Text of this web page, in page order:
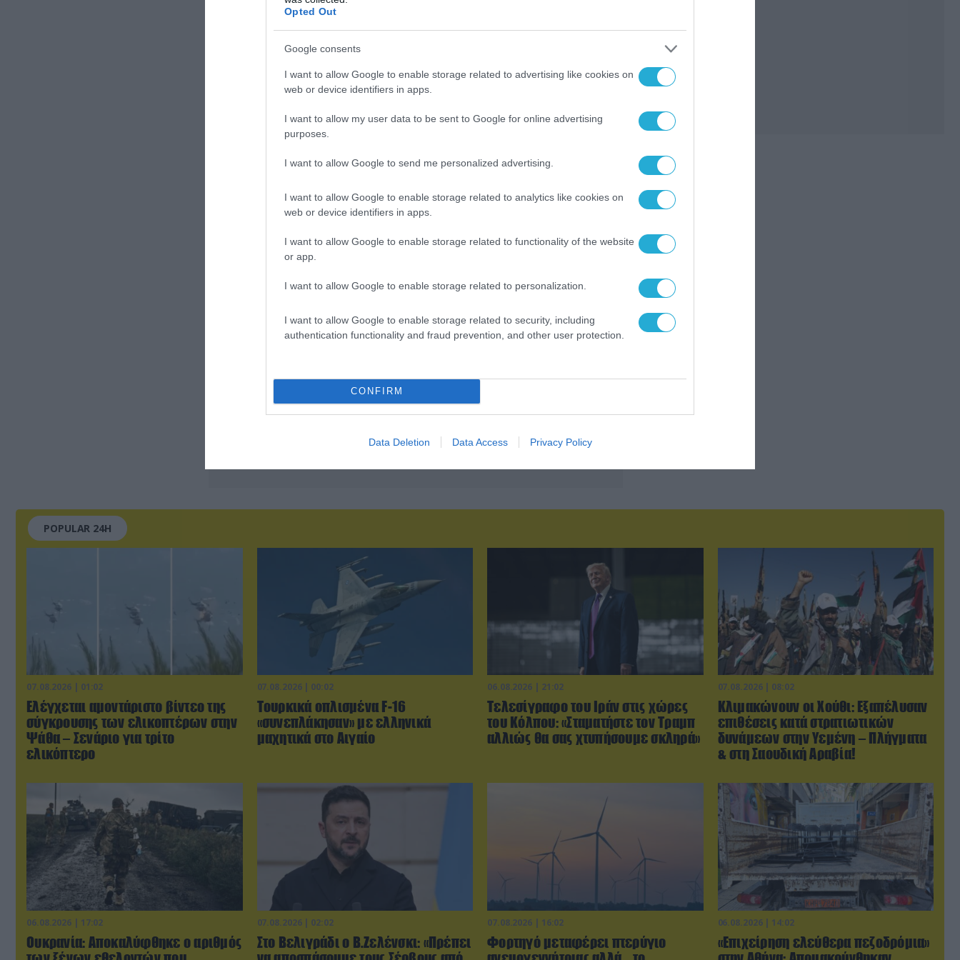
Opted Out
Google consents
I want to allow Google to enable storage related to advertising like cookies on
web or device identifiers in apps.
I want to allow my user data to be sent to Google for online advertising
purposes.
I want to allow Google to send me personalized advertising.
I want to allow Google to enable storage related to analytics like cookies on
web or device identifiers in apps.
I want to allow Google to enable storage related to functionality of the website
or app.
I want to allow Google to enable storage related to personalization.
I want to allow Google to enable storage related to security, including
authentication functionality and fraud prevention, and other user protection.
CONFIRM
Data Deletion Data Access Privacy Policy
ΣΧΟΛΙΑΣΤΕ ΤΟ ΑΡΘΡΟ
POPULAR 24H
07.08.2026 | 01:02
Ελέγχεται αμοντάριστο βίντεο της
σύγκρουσης των ελικοπτέρων στην
Ψάθα – Σενάριο για τρίτο
ελικόπτερο
07.08.2026 | 00:02
Τουρκικά οπλισμένα F-16
«συνεπλάκησαν» με ελληνικά
μαχητικά στο Αιγαίο
06.08.2026 | 21:02
Τελεσίγραφο του Ιράν στις χώρες
του Κόλπου: «Σταματήστε τον Τραμπ
αλλιώς θα σας χτυπήσουμε σκληρά»
07.08.2026 | 08:02
Κλιμακώνουν οι Χούθι: Eξαπέλυσαν
επιθέσεις κατά στρατιωτικών
δυνάμεων στην Υεμένη – Πλήγματα
& στη Σαουδική Αραβία!
06.08.2026 | 17:02
Ουκρανία: Αποκαλύφθηκε ο αριθμός
07.08.2026 | 02:02
Στο Βελιγράδι ο Β.Ζελένσκι: «Πρέπει
07.08.2026 | 16:02
Φορτηγό μεταφέρει πτερύγιο
06.08.2026 | 14:02
«Επιχείρηση ελεύθερα πεζοδρόμια»